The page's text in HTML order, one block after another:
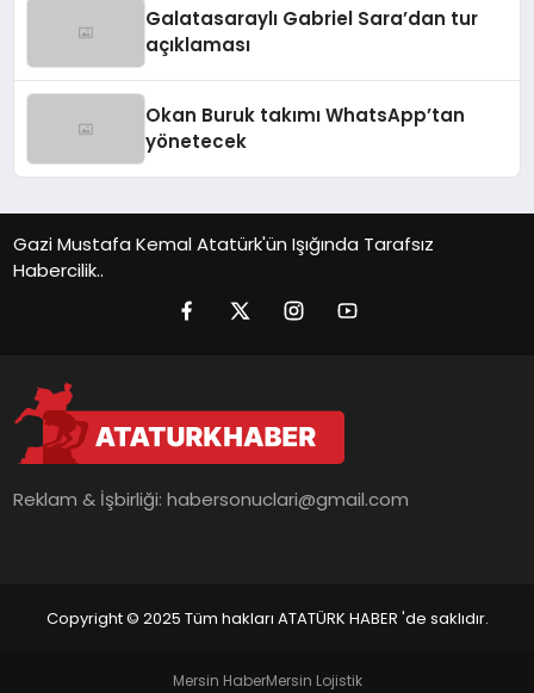
Galatasaraylı Gabriel Sara’dan tur
açıklaması
Okan Buruk takımı WhatsApp’tan
yönetecek
Gazi Mustafa Kemal Atatürk'ün Işığında Tarafsız
Habercilik..
Reklam & İşbirliği:habersonuclari@gmail.com
Copyright © 2025 Tüm hakları ATATÜRK HABER 'de saklıdır.
Mersin HaberMersin Lojistik